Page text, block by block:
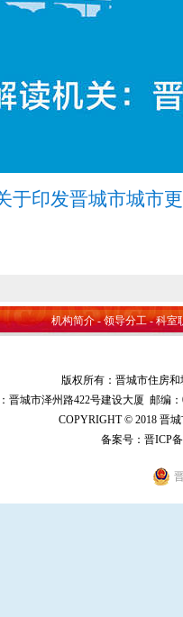
于印发晋城市城市
机构简介-领导分工-科室
版权所有：晋城市住房
晋城市泽州路422号建设大厦 邮编：
COPYRIGHT © 2018 晋
备案号： 晋ICP